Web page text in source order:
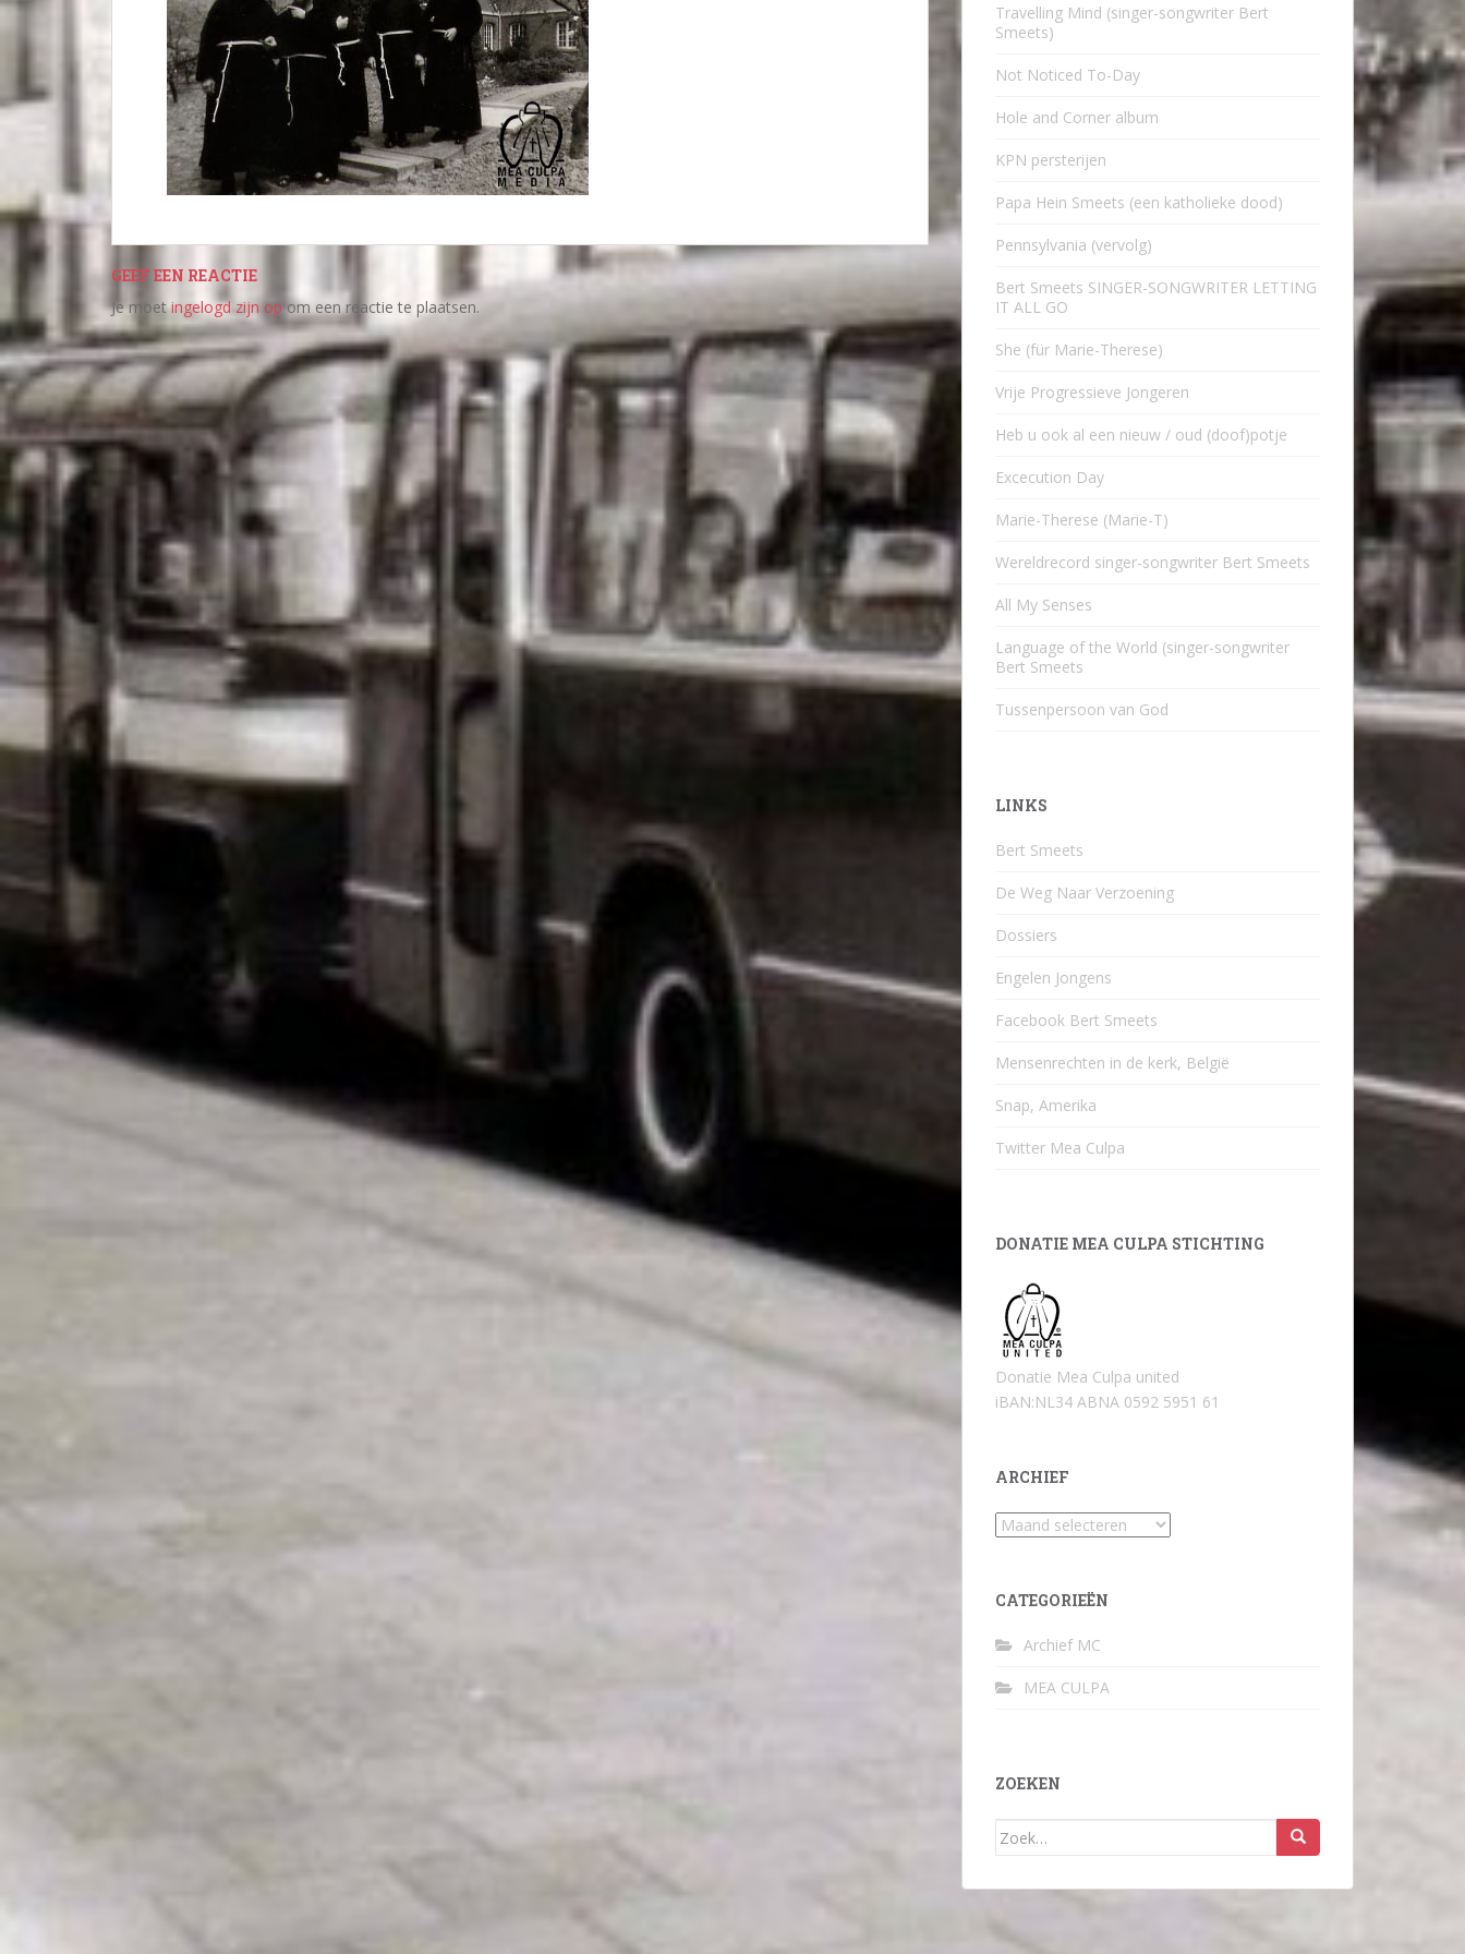
GEEF EEN REACTIE
Je moetingelogd zijn op om een reactie te plaatsen.
Travelling Mind (singer-songwriter Bert
Smeets)
Not Noticed To-Day
Hole and Corner album
KPN persterijen
Papa Hein Smeets (een katholieke dood)
Pennsylvania (vervolg)
Bert Smeets SINGER-SONGWRITER LETTING
IT ALL GO
She (für Marie-Therese)
Vrije Progressieve Jongeren
Heb u ook al een nieuw / oud (doof)potje
Excecution Day
Marie-Therese (Marie-T)
Wereldrecord singer-songwriter Bert Smeets
All My Senses
Language of the World (singer-songwriter
Bert Smeets
Tussenpersoon van God
LINKS
Bert Smeets
De Weg Naar Verzoening
Dossiers
Engelen Jongens
Facebook Bert Smeets
Mensenrechten in de kerk, België
Snap, Amerika
Twitter Mea Culpa
DONATIE MEA CULPA STICHTING
Donatie Mea Culpa united
iBAN:NL34 ABNA 0592 5951 61
ARCHIEF
Archief
CATEGORIEËN
Archief MC
MEA CULPA
ZOEKEN
Zoek